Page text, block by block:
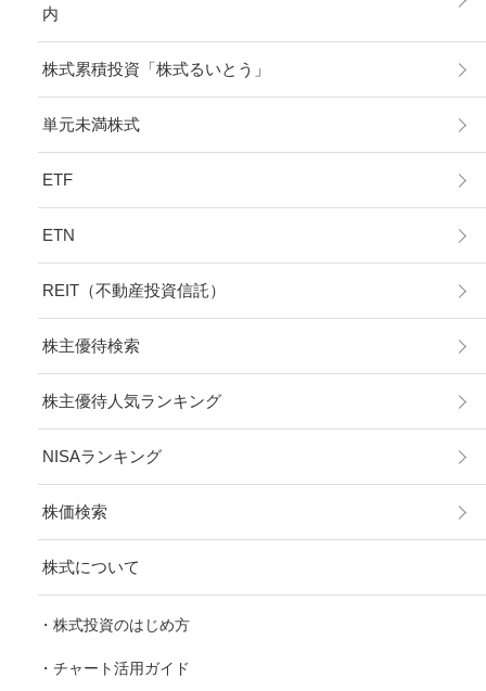
内
株式累積投資「株式るいとう」
単元未満株式
ETF
ETN
REIT（不動産投資信託）
株主優待検索
株主優待人気ランキング
NISAランキング
株価検索
株式について
株式投資のはじめ方
チャート活用ガイド